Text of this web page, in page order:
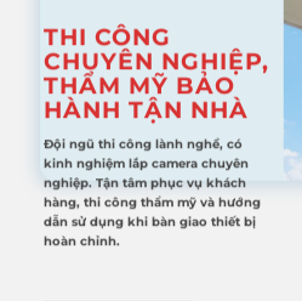
THI CÔNG
CHUYÊN NGHIỆP,
THẨM MỸ BẢO
HÀNH TẬN NHÀ
Đội ngũ thi công lành nghề, có
kinh nghiệm lắp camera chuyên
nghiệp. Tận tâm phục vụ khách
hàng, thi công thẩm mỹ và hướng
dẫn sử dụng khi bàn giao thiết bị
hoàn chỉnh.